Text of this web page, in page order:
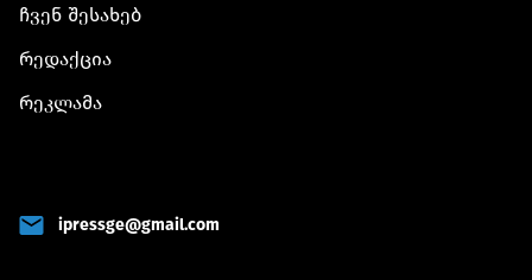
ჩვენ შესახებ
რედაქცია
რეკლამა
ipressge@gmail.com